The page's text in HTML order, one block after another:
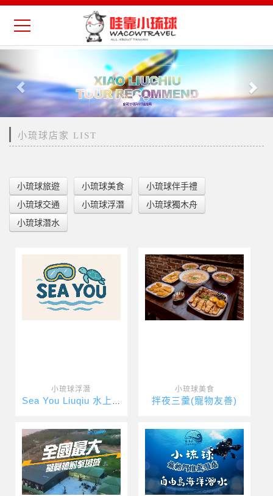
Previous
小琉球店家 LIST
小琉球旅遊 小琉球美食
小琉球伴手禮
小琉球交通
小琉球浮潛
小琉球獨木舟
小琉球潛水
小琉球浮潛 小琉球美食
拌夜三羹(寵物友善)